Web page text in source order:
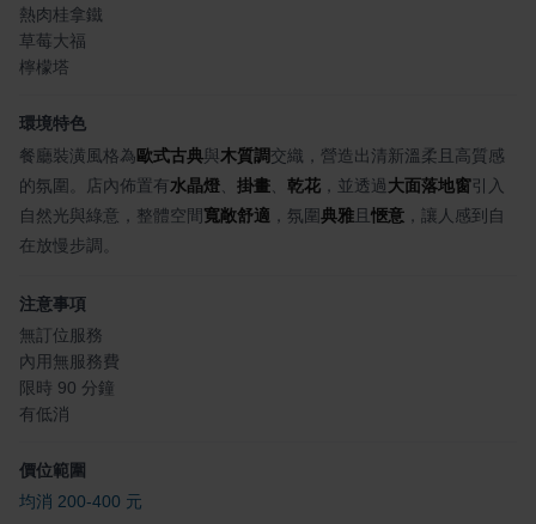
熱肉桂拿鐵
草莓大福
檸檬塔
環境特色
餐廳裝潢風格為歐式古典與木質調交織，營造出清新溫柔且高質感
的氛圍。店內佈置有 水晶燈 掛畫 乾花 ，並透過大面落地窗引入
自然光與綠意，整體空間寬敞舒適 ，氛圍典雅 且 愜意 ，讓人感到自
在放慢步調。
注意事項
無訂位服務
內用無服務費
限時 90 分鐘
有低消
價位範圍
均消 200-400 元